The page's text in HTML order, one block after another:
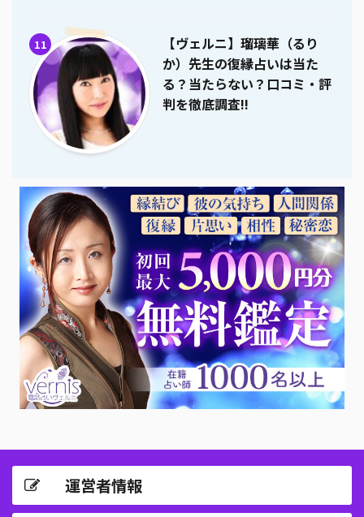
11
【ヴェルニ】瑠璃華（るり
か）先生の復縁占いは当た
る？当たらない？口コミ・評
判を徹底調査!!
運営者情報